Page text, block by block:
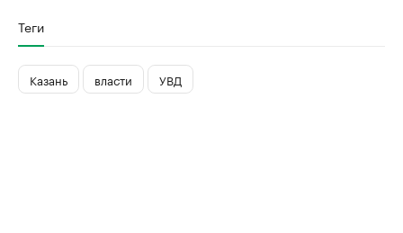
Теги
Казань власти УВД